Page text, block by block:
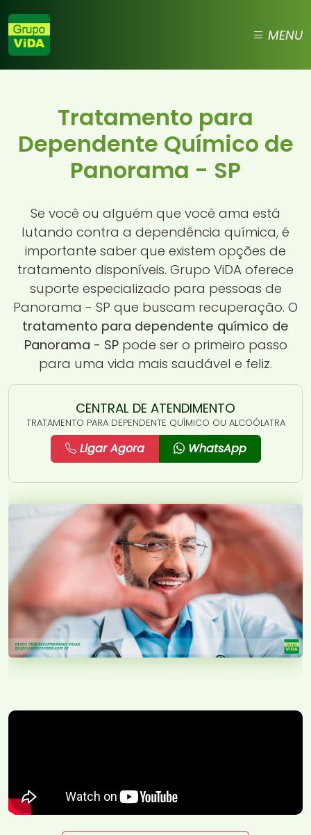
MENU
Tratamento para
Dependente Químico de
Panorama - SP
Se você ou alguém que você ama está
lutando contra a dependência química, é
importante saber que existem opções de
tratamento disponíveis. Grupo ViDA oferece
suporte especializado para pessoas de
Panorama - SP que buscam recuperação. O
tratamento para dependente químico de
Panorama - SPpode ser o primeiro passo
para uma vida mais saudável e feliz.
CENTRAL DE ATENDIMENTO
TRATAMENTO PARA DEPENDENTE QUÍMICO OU ALCOÓLATRA
Ligar Agora WhatsApp